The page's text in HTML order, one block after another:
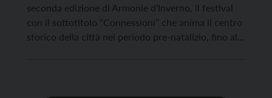
seconda edizione di Armonie d’Inverno, il festival
con il sottotitolo “Connessioni” che anima il centro
storico della città nel periodo pre-natalizio, fino al
gemellaggio per l’occasione […]